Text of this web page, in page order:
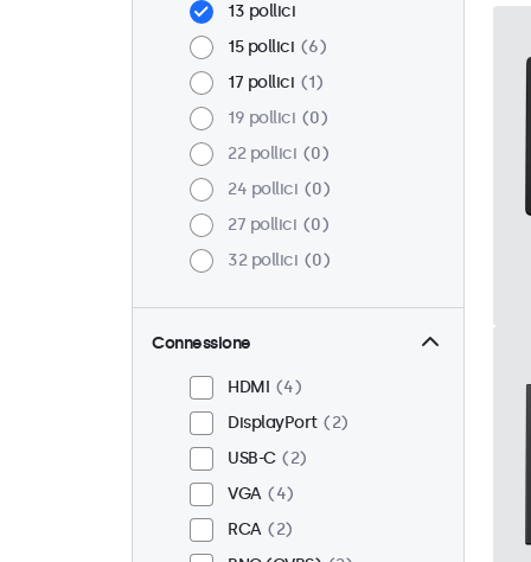
13 pollici
15 pollici
6
17 pollici
1
19 pollici
0
22 pollici
0
24 pollici
0
27 pollici
0
32 pollici
0
Connessione
HDMI
4
DisplayPort
2
USB-C
2
VGA
4
RCA
2